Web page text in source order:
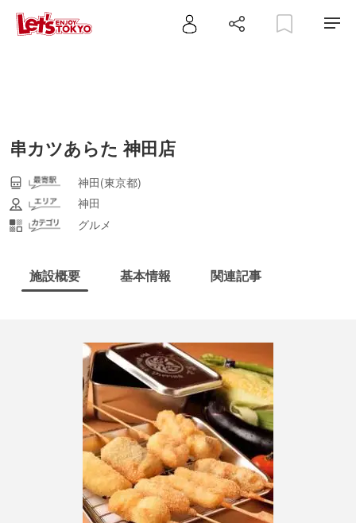
串カツあらた 神田店
神田(東京都)
神田
グルメ
施設概要 基本情報 関連記事